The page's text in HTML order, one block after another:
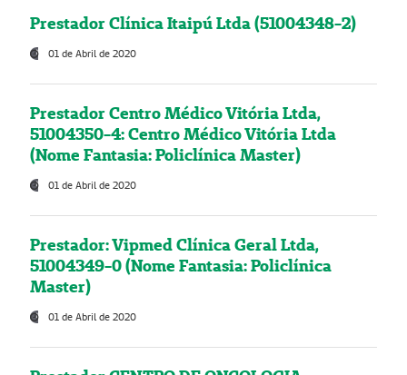
Prestador Clínica Itaipú Ltda (51004348-2)
01 de Abril de 2020
Prestador Centro Médico Vitória Ltda,
51004350-4: Centro Médico Vitória Ltda
(Nome Fantasia: Policlínica Master)
01 de Abril de 2020
Prestador: Vipmed Clínica Geral Ltda,
51004349-0 (Nome Fantasia: Policlínica
Master)
01 de Abril de 2020